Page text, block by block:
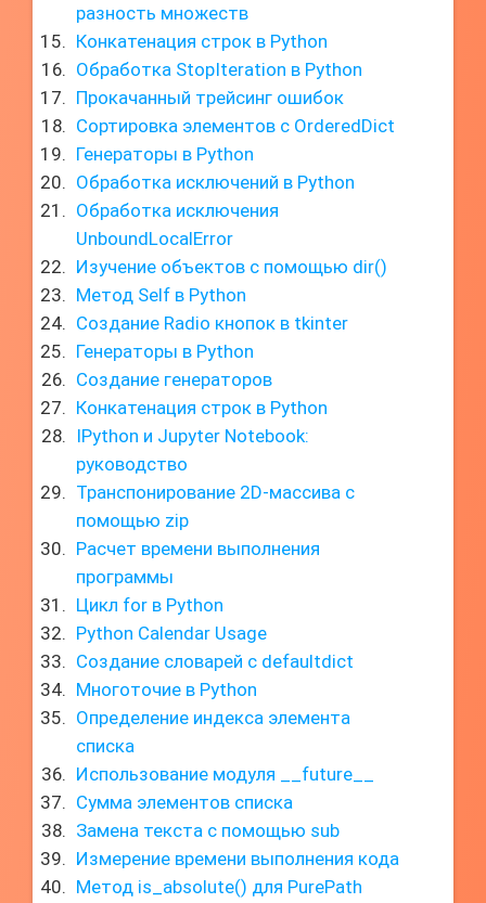
разность множеств
Конкатенация строк в Python
Обработка StopIteration в Python
Прокачанный трейсинг ошибок
Сортировка элементов с OrderedDict
Генераторы в Python
Обработка исключений в Python
Обработка исключения
UnboundLocalError
Изучение объектов с помощью dir()
Метод Self в Python
Создание Radio кнопок в tkinter
Генераторы в Python
Создание генераторов
Конкатенация строк в Python
IPython и Jupyter Notebook:
руководство
Транспонирование 2D-массива с
помощью zip
Расчет времени выполнения
программы
Цикл for в Python
Python Calendar Usage
Создание словарей с defaultdict
Многоточие в Python
Определение индекса элемента
списка
Использование модуля __future__
Сумма элементов списка
Замена текста с помощью sub
Измерение времени выполнения кода
Метод is_absolute() для PurePath